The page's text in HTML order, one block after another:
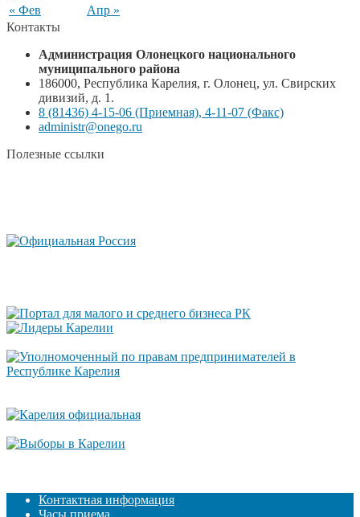
« Фев Апр »
Контакты
Администрация Олонецкого национального
муниципального района
186000, Республика Карелия, г. Олонец, ул. Свирских
дивизий, д. 1.
8 (81436) 4-15-06 (Приемная), 4-11-07 (Факс)
administr@onego.ru
Полезные ссылки
Контактная информация
Часы приема